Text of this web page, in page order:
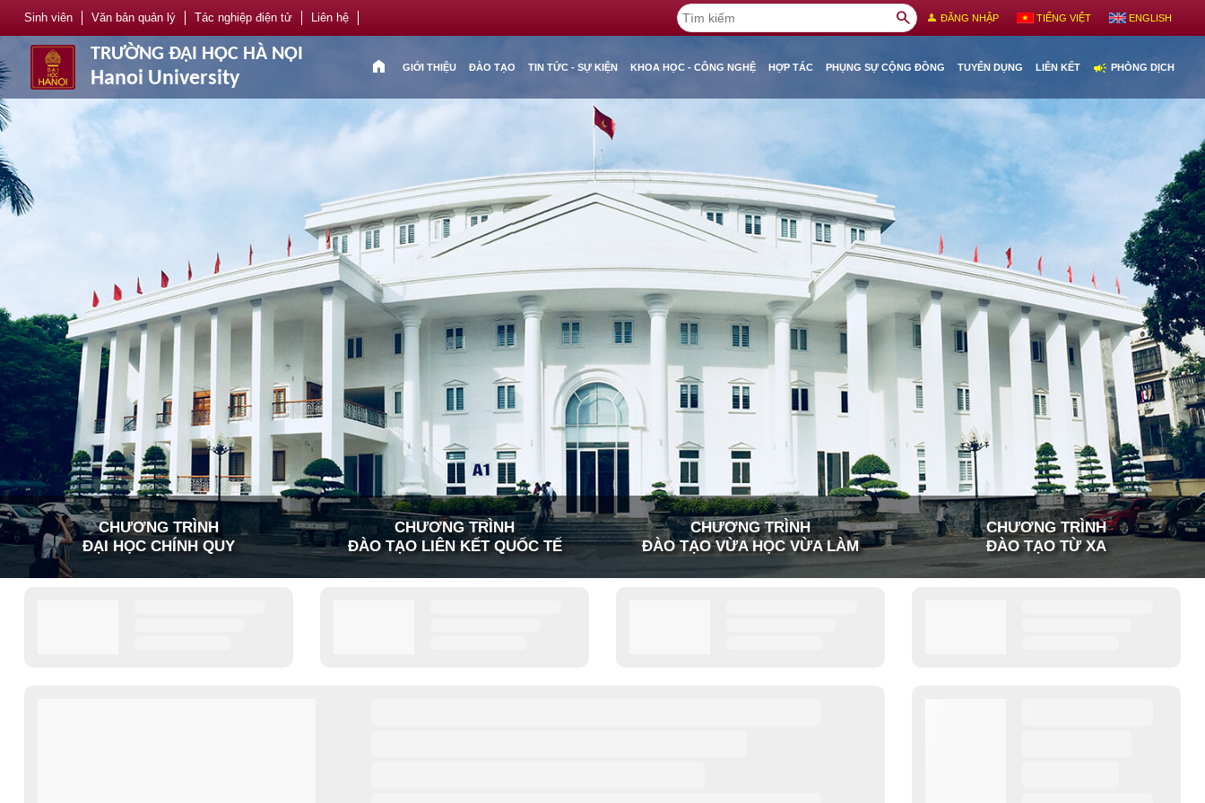
Sinh viên Văn bản quản lý Tác nghiệp điện tử Liên hệ search person ĐĂNG NHẬP TIẾNG VIỆT ENGLISH
TRƯỜNG ĐẠI HỌC HÀ NỘI
Hanoi University
home GIỚI THIỆU ĐÀO TẠO TIN TỨC - SỰ KIỆN KHOA HỌC - CÔNG NGHỆ HỢP TÁC PHỤNG SỰ CỘNG ĐỒNG TUYỂN DỤNG LIÊN KẾT campaign PHÒNG DỊCH
CHƯƠNG TRÌNH
ĐẠI HỌC CHÍNH QUY
CHƯƠNG TRÌNH
ĐÀO TẠO LIÊN KẾT QUỐC TẾ
CHƯƠNG TRÌNH
ĐÀO TẠO VỪA HỌC VỪA LÀM
CHƯƠNG TRÌNH
ĐÀO TẠO TỪ XA